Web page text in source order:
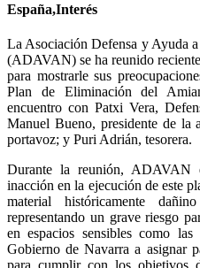
España,Interés
La Asociación Defensa y Ayuda
(ADAVAN) se ha reunido
para mostrarle sus
Plan de Eliminación del
encuentro con Patxi Vera,
Manuel Bueno, presidente de la
portavoz; y Puri Adrián, tesorera.
Durante la reunión, ADAVAN
inacción en la ejecución de este
material históricamente
representando un grave riesgo
en espacios sensibles como
Gobierno de Navarra a asignar